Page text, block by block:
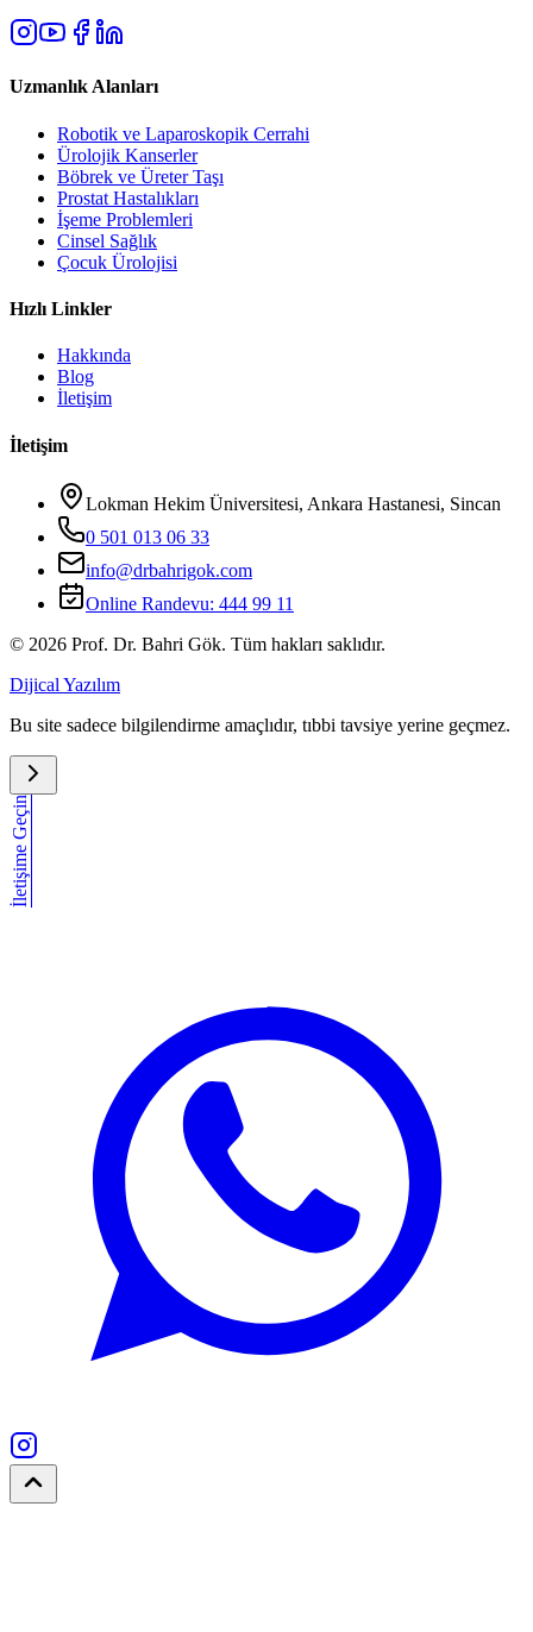
Uzmanlık Alanları
Robotik ve Laparoskopik Cerrahi
Ürolojik Kanserler
Böbrek ve Üreter Taşı
Prostat Hastalıkları
İşeme Problemleri
Cinsel Sağlık
Çocuk Ürolojisi
Hızlı Linkler
Hakkında
Blog
İletişim
İletişim
Lokman Hekim Üniversitesi, Ankara Hastanesi, Sincan
0 501 013 06 33
info@drbahrigok.com
Online Randevu: 444 99 11
© 2026 Prof. Dr. Bahri Gök. Tüm hakları saklıdır.
Dijical Yazılım
Bu site sadece bilgilendirme amaçlıdır, tıbbi tavsiye yerine geçmez.
İletişime Geçin